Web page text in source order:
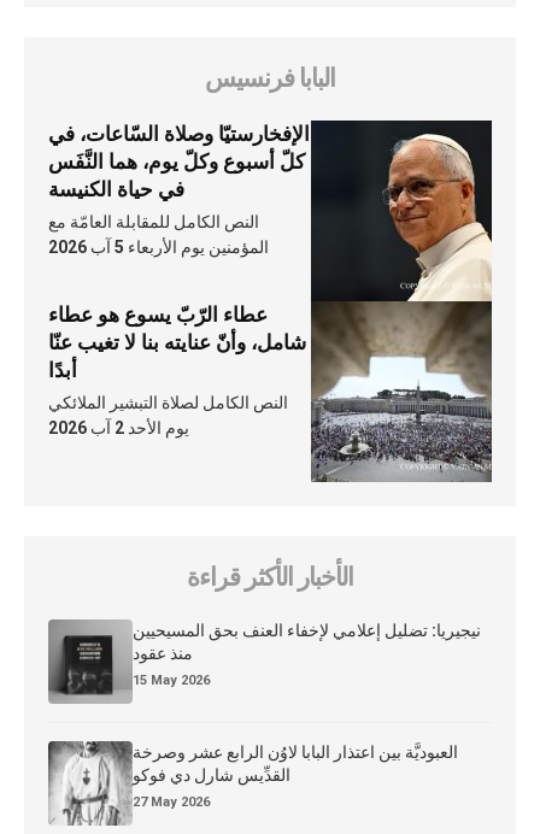
البابا فرنسيس
الإفخارستيّا وصلاة السّاعات، في
كلّ أسبوع وكلّ يوم، هما النَّفَس
في حياة الكنيسة
النص الكامل للمقابلة العامّة مع
المؤمنين يوم الأربعاء 5 آب 2026
عطاء الرّبّ يسوع هو عطاء
شامل، وأنّ عنايته بنا لا تغيب عنّا
أبدًا
النص الكامل لصلاة التبشير الملائكي
يوم الأحد 2 آب 2026
الأخبار الأكثر قراءة
نيجيريا: تضليل إعلامي لإخفاء العنف بحق المسيحيين
منذ عقود
15 May 2026
العبوديَّة بين اعتذار البابا لاوُن الرابع عشر وصرخة
القدِّيس شارل دي فوكو
27 May 2026